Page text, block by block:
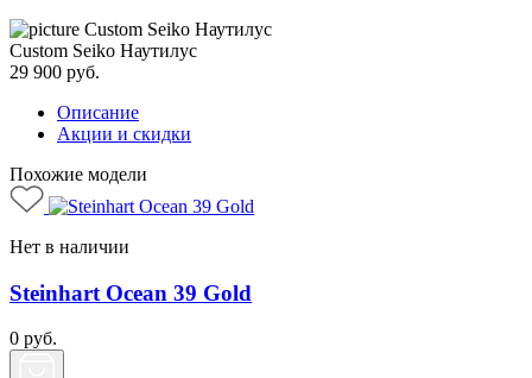
Custom Seiko Наутилус
29 900 руб.
Описание
Акции и скидки
Похожие модели
Нет в наличии
Steinhart Ocean 39 Gold
0 руб.